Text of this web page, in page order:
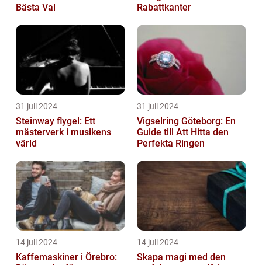
Bästa Val
Rabattkanter
31 juli 2024
Steinway flygel: Ett
mästerverk i musikens
värld
31 juli 2024
Vigselring Göteborg: En
Guide till Att Hitta den
Perfekta Ringen
14 juli 2024
Kaffemaskiner i Örebro:
14 juli 2024
Skapa magi med den